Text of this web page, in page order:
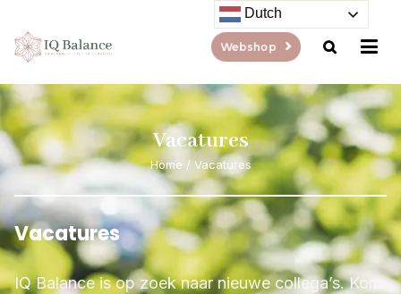
Webshop
Vacatures
Home / Vacatures
Vacatures
IQ Balance is op zoek naar nieuwe collega’s. Kom
Dutch